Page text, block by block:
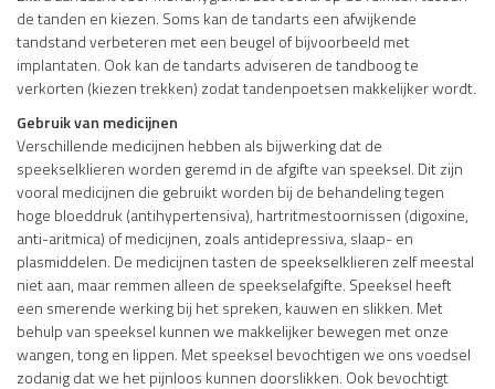
de tanden en kiezen. Soms kan de tandarts een afwijkende
tandstand verbeteren met een beugel of bijvoorbeeld met
implantaten. Ook kan de tandarts adviseren de tandboog te
verkorten (kiezen trekken) zodat tandenpoetsen makkelijker wordt.
Gebruik van medicijnen
Verschillende medicijnen hebben als bijwerking dat de
speekselklieren worden geremd in de afgifte van speeksel. Dit zijn
vooral medicijnen die gebruikt worden bij de behandeling tegen
hoge bloeddruk (antihypertensiva), hartritmestoornissen (digoxine,
anti-aritmica) of medicijnen, zoals antidepressiva, slaap- en
plasmiddelen. De medicijnen tasten de speekselklieren zelf meestal
niet aan, maar remmen alleen de speekselafgifte. Speeksel heeft
een smerende werking bij het spreken, kauwen en slikken. Met
behulp van speeksel kunnen we makkelijker bewegen met onze
wangen, tong en lippen. Met speeksel bevochtigen we ons voedsel
zodanig dat we het pijnloos kunnen doorslikken. Ook bevochtigt